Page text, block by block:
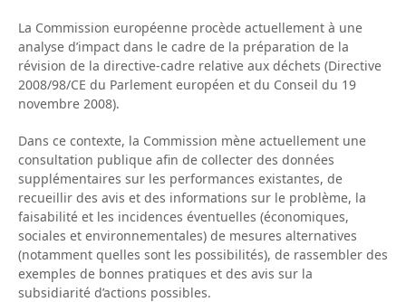
La Commission européenne procède actuellement à une
analyse d’impact dans le cadre de la préparation de la
révision de la directive-cadre relative aux déchets (Directive
2008/98/CE du Parlement européen et du Conseil du 19
novembre 2008).
Dans ce contexte, la Commission mène actuellement une
consultation publique afin de collecter des données
supplémentaires sur les performances existantes, de
recueillir des avis et des informations sur le problème, la
faisabilité et les incidences éventuelles (économiques,
sociales et environnementales) de mesures alternatives
(notamment quelles sont les possibilités), de rassembler des
exemples de bonnes pratiques et des avis sur la
subsidiarité d’actions possibles.